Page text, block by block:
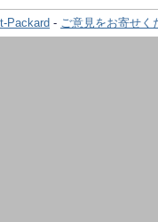
Packard - ご意見をお寄せく